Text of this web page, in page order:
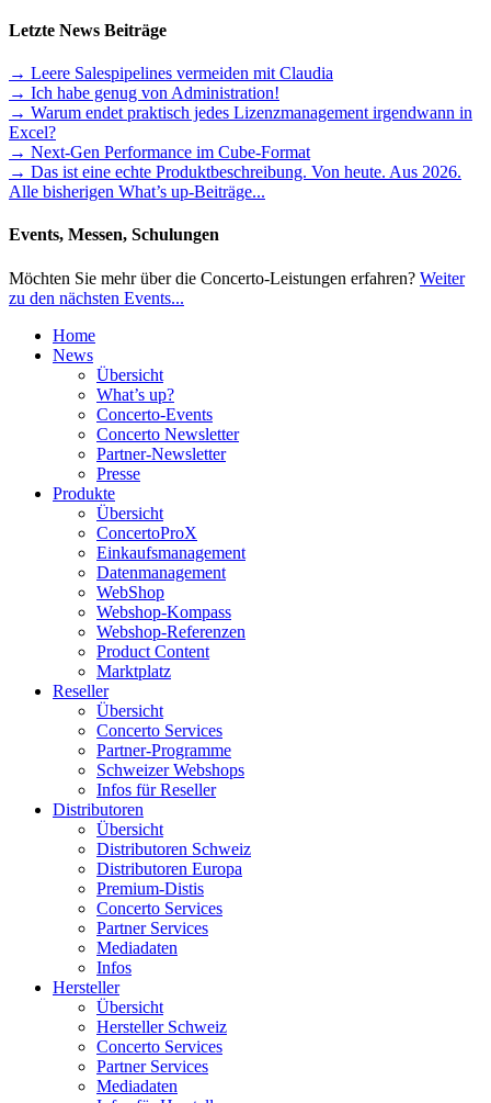
Letzte News Beiträge
→ Leere Salespipelines vermeiden mit Claudia
→ Ich habe genug von Administration!
→ Warum endet praktisch jedes Lizenzmanagement irgendwann in
Excel?
→ Next-Gen Performance im Cube-Format
→ Das ist eine echte Produktbeschreibung. Von heute. Aus 2026.
Alle bisherigen What’s up-Beiträge...
Events, Messen, Schulungen
Möchten Sie mehr über die Concerto-Leistungen erfahren? Weiter
zu den nächsten Events...
Home
News
Übersicht
What’s up?
Concerto-Events
Concerto Newsletter
Partner-Newsletter
Presse
Produkte
Übersicht
ConcertoProX
Einkaufsmanagement
Datenmanagement
WebShop
Webshop-Kompass
Webshop-Referenzen
Product Content
Marktplatz
Reseller
Übersicht
Concerto Services
Partner-Programme
Schweizer Webshops
Infos für Reseller
Distributoren
Übersicht
Distributoren Schweiz
Distributoren Europa
Premium-Distis
Concerto Services
Partner Services
Mediadaten
Infos
Hersteller
Übersicht
Hersteller Schweiz
Concerto Services
Partner Services
Mediadaten